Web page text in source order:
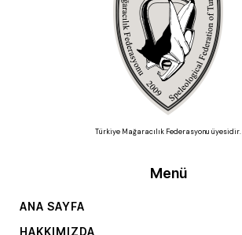
Türkiye Mağaracılık Federasyonu üyesidir.
Menü
ANA SAYFA
HAKKIMIZDA